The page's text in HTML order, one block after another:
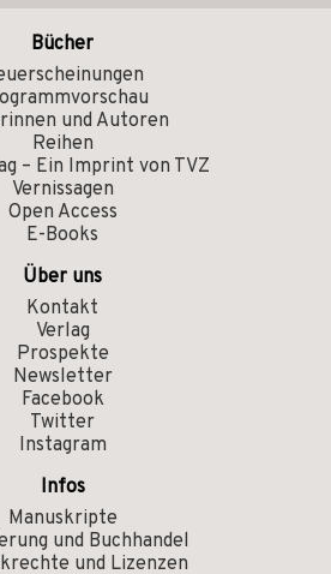
Bücher
und Autoren
Reihen
– Ein Imprint von TVZ
Vernissagen
Open Access
E-Books
Über uns
Kontakt
Verlag
Prospekte
Newsletter
Facebook
Twitter
Instagram
Infos
Manuskripte
und Buchhandel
und Lizenzen